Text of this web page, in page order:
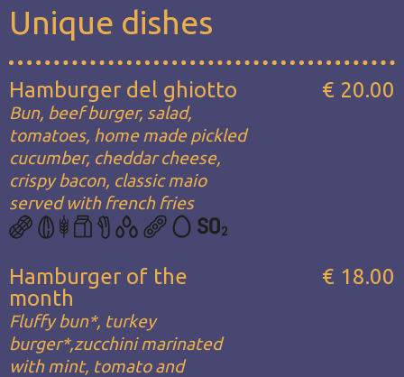
Unique dishes
Hamburger del ghiotto
Bun, beef burger, salad,
tomatoes, home made pickled
cucumber, cheddar cheese,
crispy bacon, classic maio
served with french fries
€ 20.00
Hamburger of the
month
Fluffy bun*, turkey
burger*,zucchini marinated
with mint, tomato and
€ 18.00